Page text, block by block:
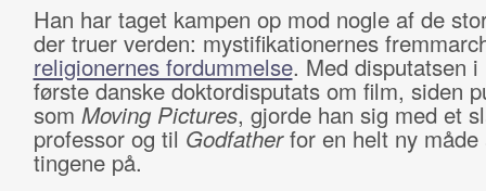
Han har taget kampen op mod nogle af de
der truer verden: mystifikationernes
religionernes fordummelse. Med disputatsen i
første danske doktordisputats om film, siden
som Moving Pictures, gjorde han sig med et
professor og til Godfatherfor en helt ny måde
tingene på.